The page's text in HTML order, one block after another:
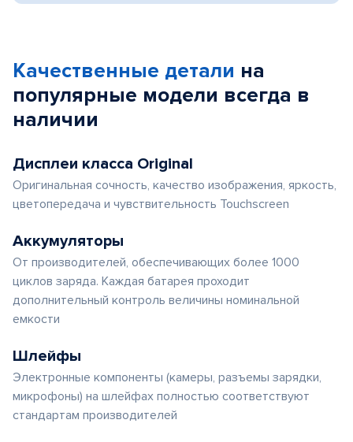
Качественные детали на
популярные модели всегда в
наличии
Дисплеи класса Original
Оригинальная сочность, качество изображения, яркость,
цветопередача и чувствительность Touchscreen
Аккумуляторы
От производителей, обеспечивающих более 1000
циклов заряда. Каждая батарея проходит
дополнительный контроль величины номинальной
емкости
Шлейфы
Электронные компоненты (камеры, разъемы зарядки,
микрофоны) на шлейфах полностью соответствуют
стандартам производителей